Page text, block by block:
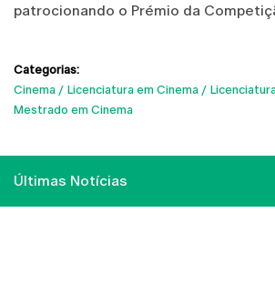
patrocionando o Prémio da
Categorias:
Cinema
Licenciatura em Cinema
Mestrado em Cinema
Últimas Notícias